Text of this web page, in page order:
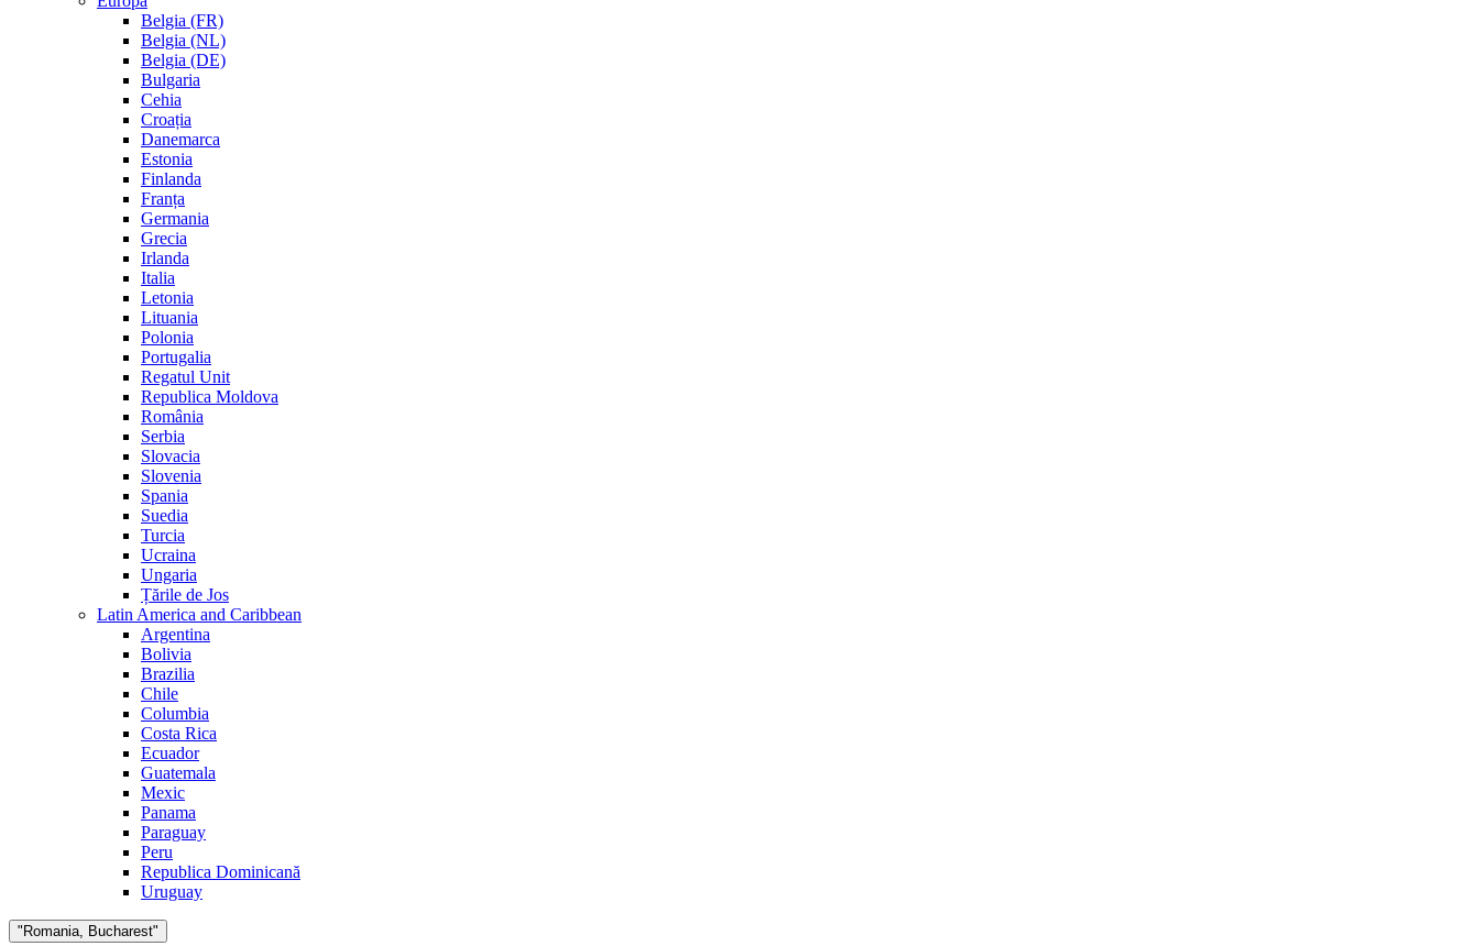
Belgia (FR)
Belgia (NL)
Belgia (DE)
Bulgaria
Cehia
Croația
Danemarca
Estonia
Finlanda
Franța
Germania
Grecia
Irlanda
Italia
Letonia
Lituania
Polonia
Portugalia
Regatul Unit
Republica Moldova
România
Serbia
Slovacia
Slovenia
Spania
Suedia
Turcia
Ucraina
Ungaria
Țările de Jos
Latin America and Caribbean
Argentina
Bolivia
Brazilia
Chile
Columbia
Costa Rica
Ecuador
Guatemala
Mexic
Panama
Paraguay
Peru
Republica Dominicană
Uruguay
"Romania, Bucharest"